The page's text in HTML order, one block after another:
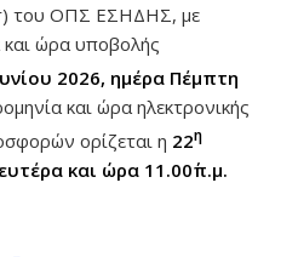
του ΟΠΣ ΕΣΗΔΗΣ, με
και ώρα υποβολής
2026, ημέρα Πέμπτη
και ώρα ηλεκτρονικής
ορίζεται η 22η
και ώρα 11.00΄π.μ.